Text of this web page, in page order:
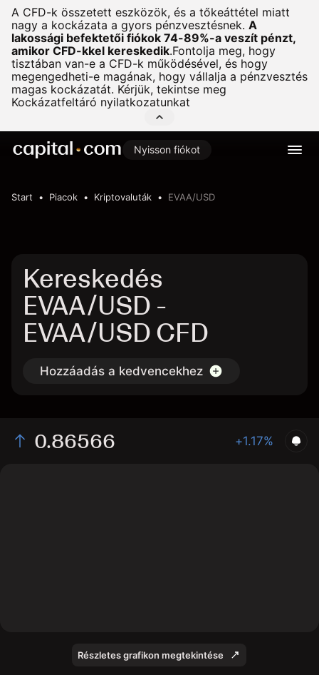
A CFD-k összetett eszközök, és a tőkeáttétel miatt
nagy a kockázata a gyors pénzvesztésnek. A
lakossági befektetői fiókok 74-89%-a veszít pénzt,
amikor CFD-kkel kereskedik.Fontolja meg, hogy
tisztában van-e a CFD-k működésével, és hogy
megengedheti-e magának, hogy vállalja a pénzvesztés
magas kockázatát. Kérjük, tekintse meg
Kockázatfeltáró nyilatkozatunkat
Nyisson fiókot
Start Piacok Kriptovaluták EVAA/USD
Kereskedés
EVAA/USD -
EVAA/USD CFD
Hozzáadás a kedvencekhez
0.86566 +1.17%
Részletes grafikon megtekintése